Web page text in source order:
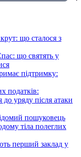
що сталося з
що святять у
підтримку:
податків:
уряду після атаки
пошуковець
тіла полеглих
перший заклад у